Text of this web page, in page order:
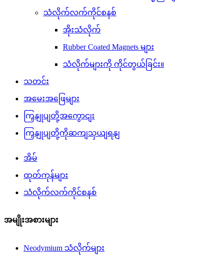
သံလိုက်လက်ကိုင်စနစ်
အိုးသံလိုက်
Rubber Coated Magnets များ
သံလိုက်များကို ကိုင်တွယ်ခြင်း။
သတင်း
အမေးအဖြေများ
ကြှနျုပျတို့အကွောငျး
ကြှနျုပျတို့ကိုဆကျသှယျရနျ
အိမ်
ထုတ်ကုန်များ
သံလိုက်လက်ကိုင်စနစ်
အမျိုးအစားများ
Neodymium သံလိုက်များ